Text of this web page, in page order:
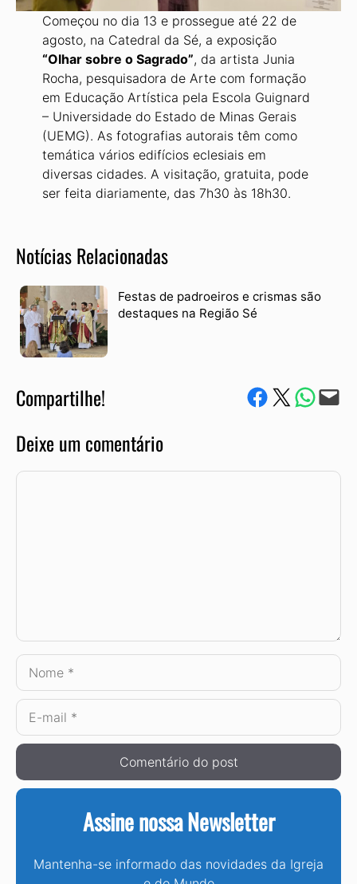
Começou no dia 13 e prossegue até 22 de
agosto, na Catedral da Sé, a exposição
“Olhar sobre o Sagrado”, da artista Junia
Rocha, pesquisadora de Arte com formação
em Educação Artística pela Escola Guignard
– Universidade do Estado de Minas Gerais
(UEMG). As fotografias autorais têm como
temática vários edifícios eclesiais em
diversas cidades. A visitação, gratuita, pode
ser feita diariamente, das 7h30 às 18h30.
Notícias Relacionadas
Festas de padroeiros e crismas são
destaques na Região Sé
Compartilhe! Compartilhe no Facebook
Compartilhe no Twitter
Compartile via
Envie via e-mail
Deixe um comentário
Comentário
Nome
E-
mail
Assine nossa Newsletter
Mantenha-se informado das novidades da Igreja